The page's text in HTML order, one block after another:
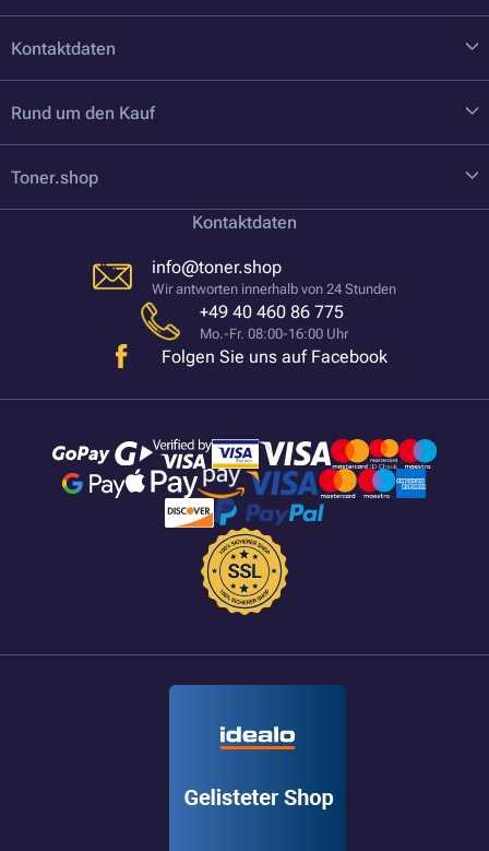
Kontaktdaten
Rund um den Kauf
Toner.shop
Kontaktdaten
info@toner.shop
Wir antworten innerhalb von 24 Stunden
+49 40 460 86 775
Mo.-Fr. 08:00-16:00 Uhr
Folgen Sie uns auf Facebook